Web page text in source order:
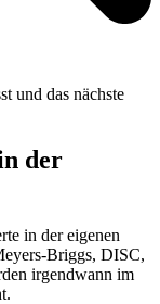
und das nächste
der
in der eigenen
Briggs, DISC,
irgendwann im